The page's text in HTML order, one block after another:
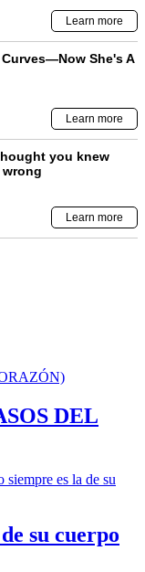
DEL
su cuerpo